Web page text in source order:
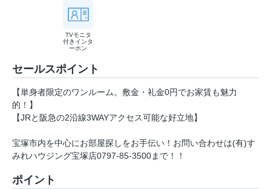
TVモニタ
付きインタ
ーホン
セールスポイント
【単身者限定のワンルーム。敷金・礼金0円でお家賃も魅力
的！】
【JRと阪急の2沿線3WAYアクセス可能な好立地】
宝塚市内を中心にお部屋探しをお手伝い！お問い合わせは(有)す
みれハウジング宝塚店0797-85-3500まで！！
ポイント